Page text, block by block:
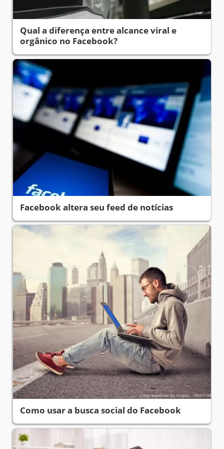
Qual a diferença entre alcance viral e
orgânico no Facebook?
Facebook altera seu feed de notícias
Como usar a busca social do Facebook